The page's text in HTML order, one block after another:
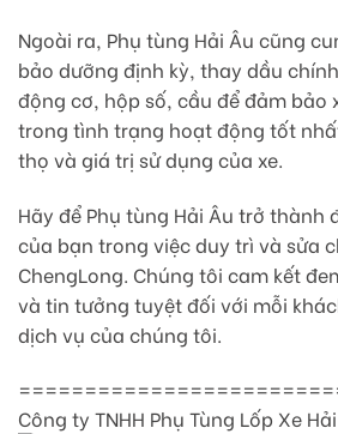
Ngoài ra, Phụ tùng Hải Âu cũng
bảo dưỡng định kỳ, thay dầu
động cơ, hộp số, cầu để đảm bảo
trong tình trạng hoạt động tốt
thọ và giá trị sử dụng của xe.
Hãy để Phụ tùng Hải Âu trở thành
của bạn trong việc duy trì và sửa
ChengLong. Chúng tôi cam kết
và tin tưởng tuyệt đối với mỗi
dịch vụ của chúng tôi.
Công ty TNHH Phụ Tùng Lốp Xe